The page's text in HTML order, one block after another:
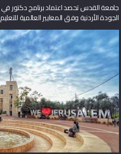
جامعة القدس تحصد اعتماد برنامج دكتور
الجودة الأردنية وفق المعايير العالمية